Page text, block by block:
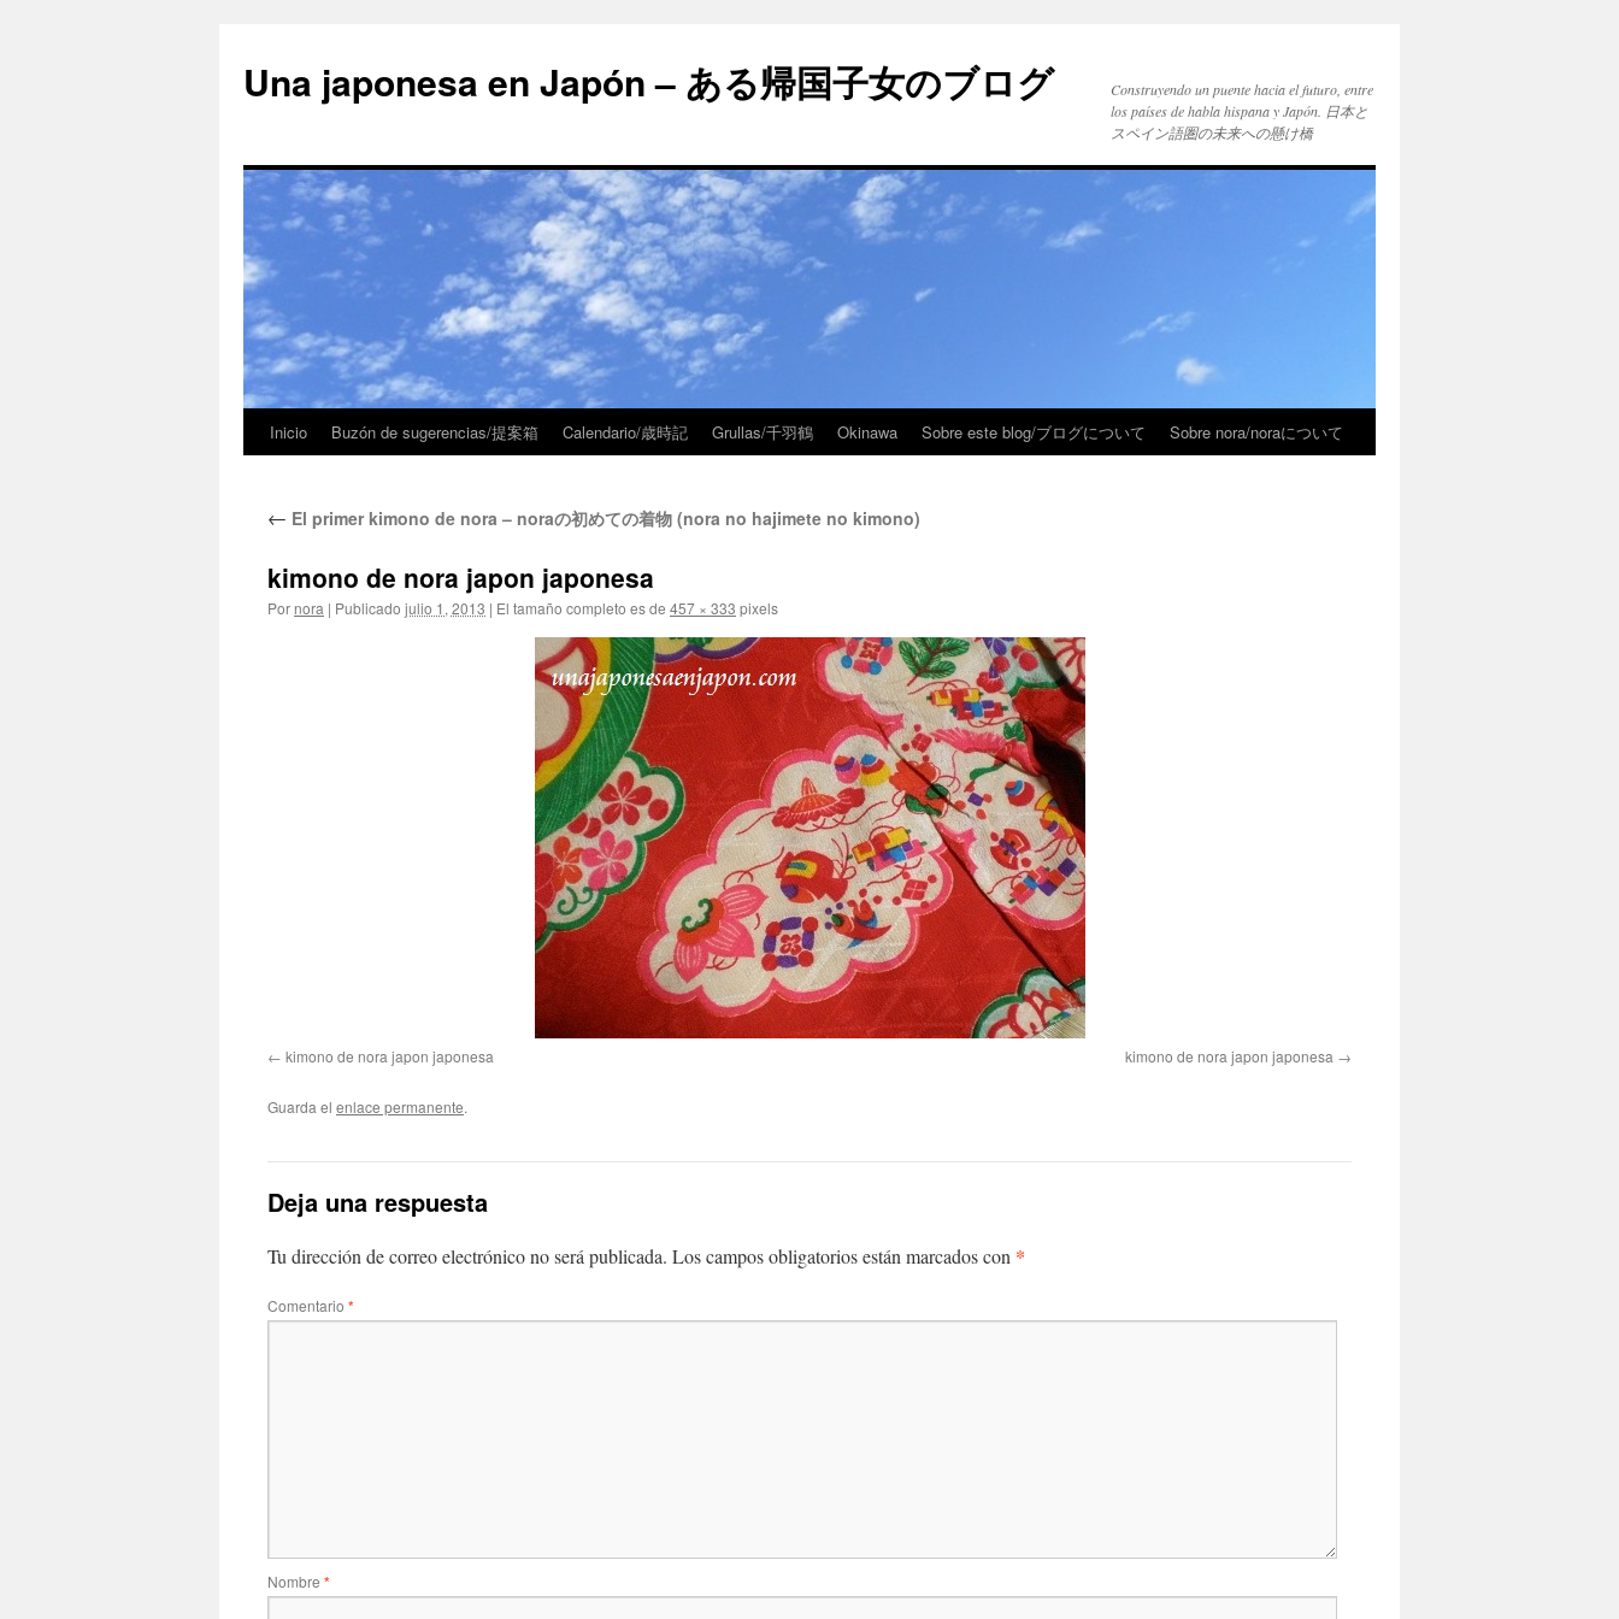
Una japonesa en Japón – ある帰国子女のブログ
Construyendo un puente hacia el futuro, entre
los países de habla hispana y Japón. 日本と
スペイン語圏の未来への懸け橋
Inicio Buzón de sugerencias/提案箱 Calendario/歳時記 Grullas/千羽鶴 Okinawa Sobre este blog/ブログについて Sobre nora/noraについて
← El primer kimono de nora – noraの初めての着物 (nora no hajimete no kimono)
kimono de nora japon japonesa
Por nora | Publicado julio 1, 2013 | El tamaño completo es de 457 × 333 pixels
kimono de nora japon japonesa kimono de nora japon japonesa
Guarda el enlace permanente.
Deja una respuesta
Tu dirección de correo electrónico no será publicada. Los campos obligatorios están marcados con *
Comentario *
Nombre *